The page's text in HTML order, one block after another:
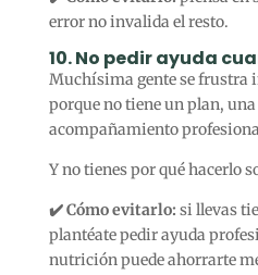
error no invalida el resto.
10. No pedir ayuda
Muchísima gente se frustra
porque no tiene un plan,
acompañamiento
Y no tienes por qué hacerlo
✔️ Cómo evitarlo: si llevas
plantéate pedir ayuda
nutrición puede ahorrarte